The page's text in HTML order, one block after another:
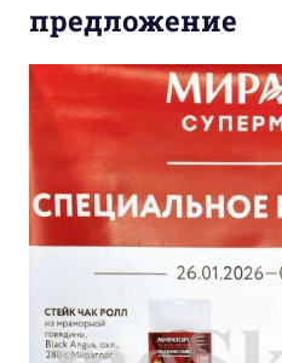
предложение